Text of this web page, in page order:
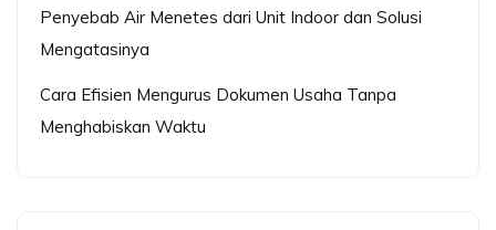
Penyebab Air Menetes dari Unit Indoor dan Solusi
Mengatasinya
Cara Efisien Mengurus Dokumen Usaha Tanpa
Menghabiskan Waktu